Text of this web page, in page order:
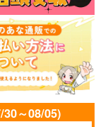
円（税込）
レイン×マッシュ
サンプル
作品詳細
30～08/05)